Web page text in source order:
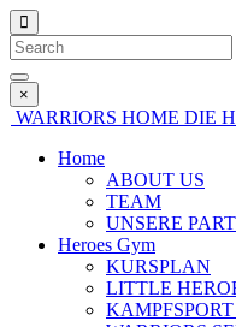
×
WARRIORS HOME DIE
Home
ABOUT US
TEAM
UNSERE
Heroes Gym
KURSPLAN
LITTLE